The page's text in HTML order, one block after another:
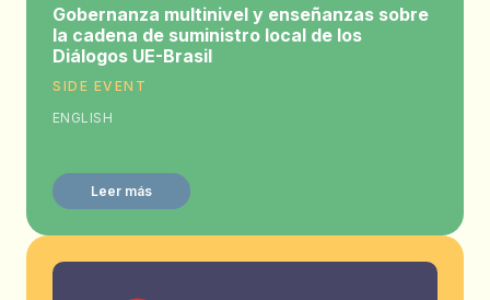
Gobernanza multinivel y enseñanzas sobre
la cadena de suministro local de los
Diálogos UE-Brasil
SIDE EVENT
ENGLISH
Leer más